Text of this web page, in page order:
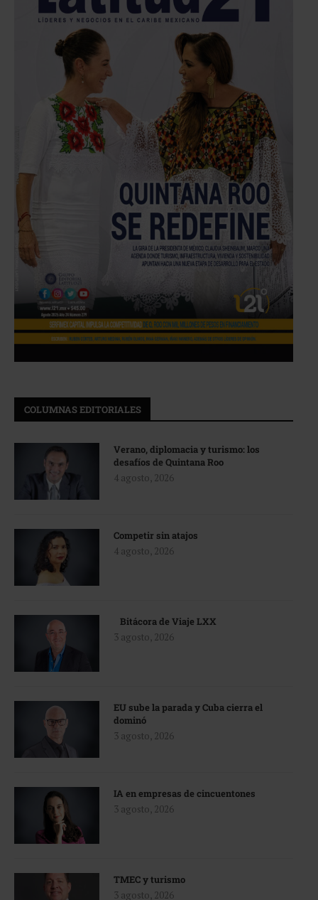
COLUMNAS EDITORIALES
Verano, diplomacia y turismo: los
desafíos de Quintana Roo
4 agosto, 2026
Competir sin atajos
4 agosto, 2026
Bitácora de Viaje LXX
3 agosto, 2026
EU sube la parada y Cuba cierra el
dominó
3 agosto, 2026
IA en empresas de cincuentones
3 agosto, 2026
TMEC y turismo
3 agosto, 2026